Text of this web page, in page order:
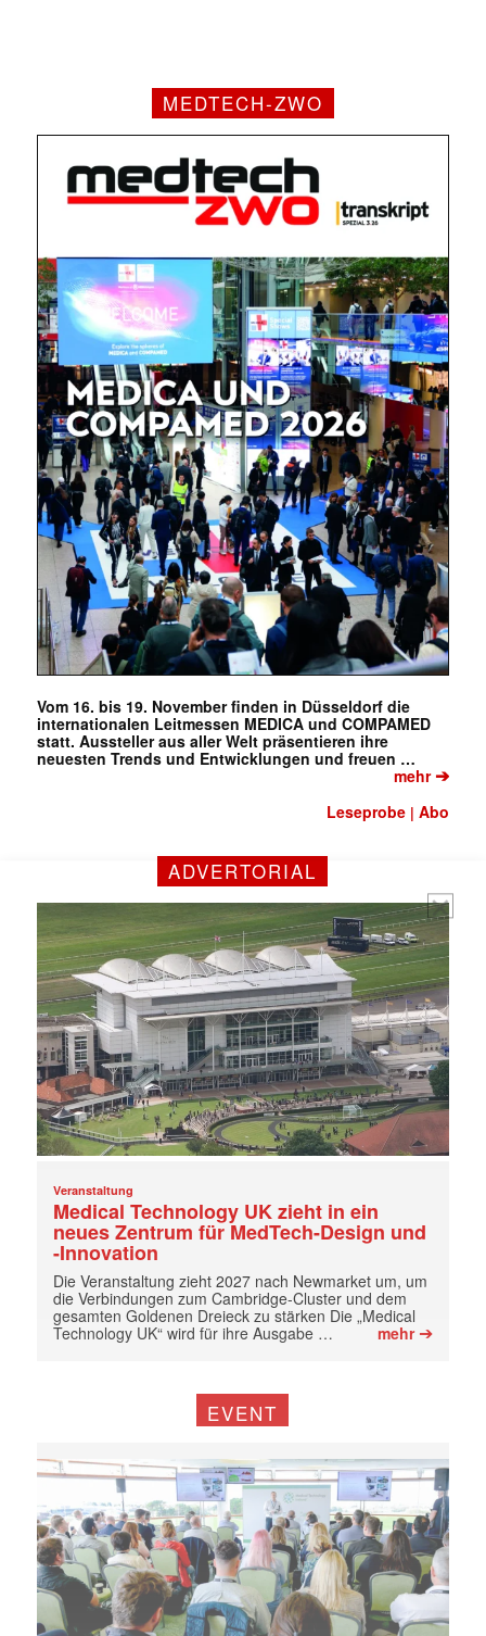
Mit dem |transkript-Newsletter
jede Woche aktuell informiert.
E-
Mail
(erforderlich)
MEDTECH-ZWO
Vom 16. bis 19. November finden in Düsseldorf die
internationalen Leitmessen MEDICA und COMPAMED
statt. Aussteller aus aller Welt präsentieren ihre
neuesten Trends und Entwicklungen und freuen …
mehr➔
Leseprobe |Abo
ADVERTORIAL
Veranstaltung
Medical Technology UK zieht in ein
neues Zentrum für MedTech-Design und
-Innovation
Die Veranstaltung zieht 2027 nach Newmarket um, um
die Verbindungen zum Cambridge-Cluster und dem
gesamten Goldenen Dreieck zu stärken Die „Medical
Technology UK“ wird für ihre Ausgabe …
mehr➔
EVENT